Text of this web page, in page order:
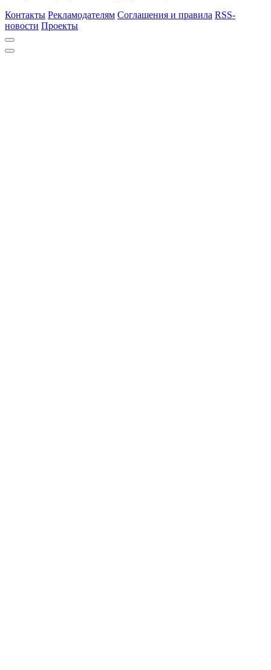
Контакты Рекламодателям Соглашения и правила RSS-
новости Проекты